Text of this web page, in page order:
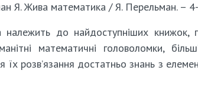
Я. Жива математика / Я. Перельман. –
належить до найдоступніших книжок,
математичні головоломки,
їх розв’язання достатньо знань з